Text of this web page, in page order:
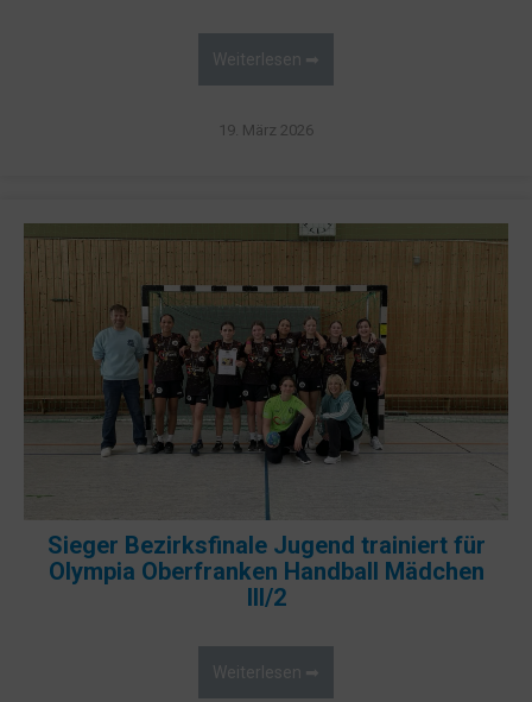
Weiterlesen ➡
19. März 2026
Sieger Bezirksfinale Jugend trainiert für
Olympia Oberfranken Handball Mädchen
III/2
Weiterlesen ➡